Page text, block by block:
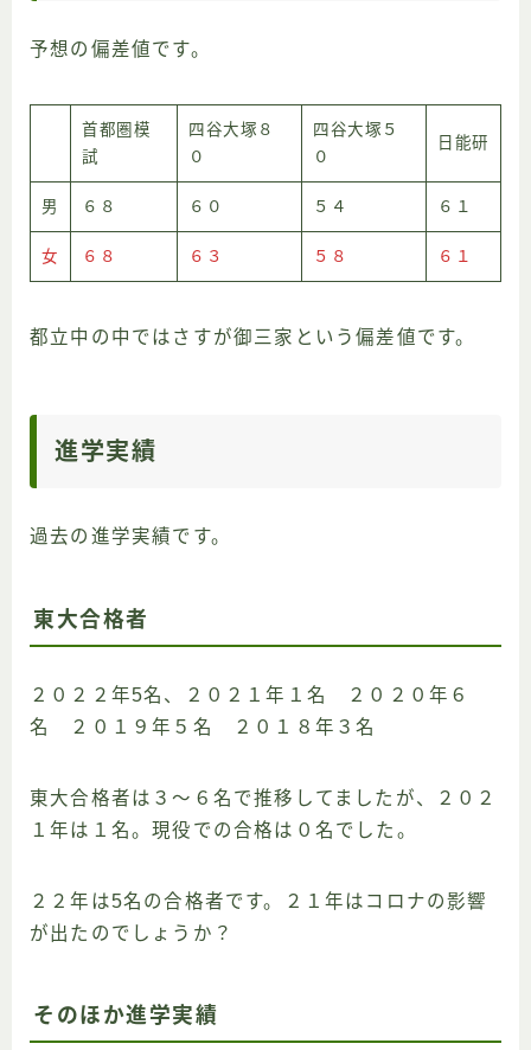
予想の偏差値です。
首都圏模
試
四谷大塚８
０
四谷大塚５
０
日能研
男 ６８ ６０ ５４ ６１
女 ６８ ６３ ５８ ６１
都立中の中ではさすが御三家という偏差値です。
進学実績
過去の進学実績です。
東大合格者
２０２２年5名、２０２１年１名 ２０２０年６
名 ２０１９年５名 ２０１８年３名
東大合格者は３〜６名で推移してましたが、２０２
１年は１名。現役での合格は０名でした。
２２年は5名の合格者です。２１年はコロナの影響
が出たのでしょうか？
そのほか進学実績